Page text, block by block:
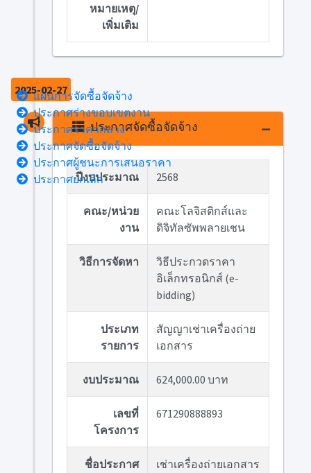
หมายเหตุ/
เพิ่มเติม
2025-02-27
ประกาศจัดซื้อจัดจ้าง
ปีงบประมาณ 2568
คณะ/หน่วย
งาน
คณะโลจิสติกส์และ
ดิจิทัลซัพพลายเชน
วิธีการจัดหา
วิธีประกวดราคา
อิเล็กทรอนิกส์ (e-
bidding)
ประเภท
รายการ
สัญญาเช่าเครื่องถ่าย
เอกสาร
งบประมาณ 624,000.00 บาท
เลขที่
โครงการ
671290888893
ชื่อประกาศ
เช่าเครื่องถ่ายเอกสาร
แผนการจัดซื้อจัดจ้าง
ประกาศร่างขอบเขตงาน
ประกาศราคากลาง
ประกาศจัดซื้อจัดจ้าง
ประกาศผู้ชนะการเสนอราคา
ประกาศยกเลิก